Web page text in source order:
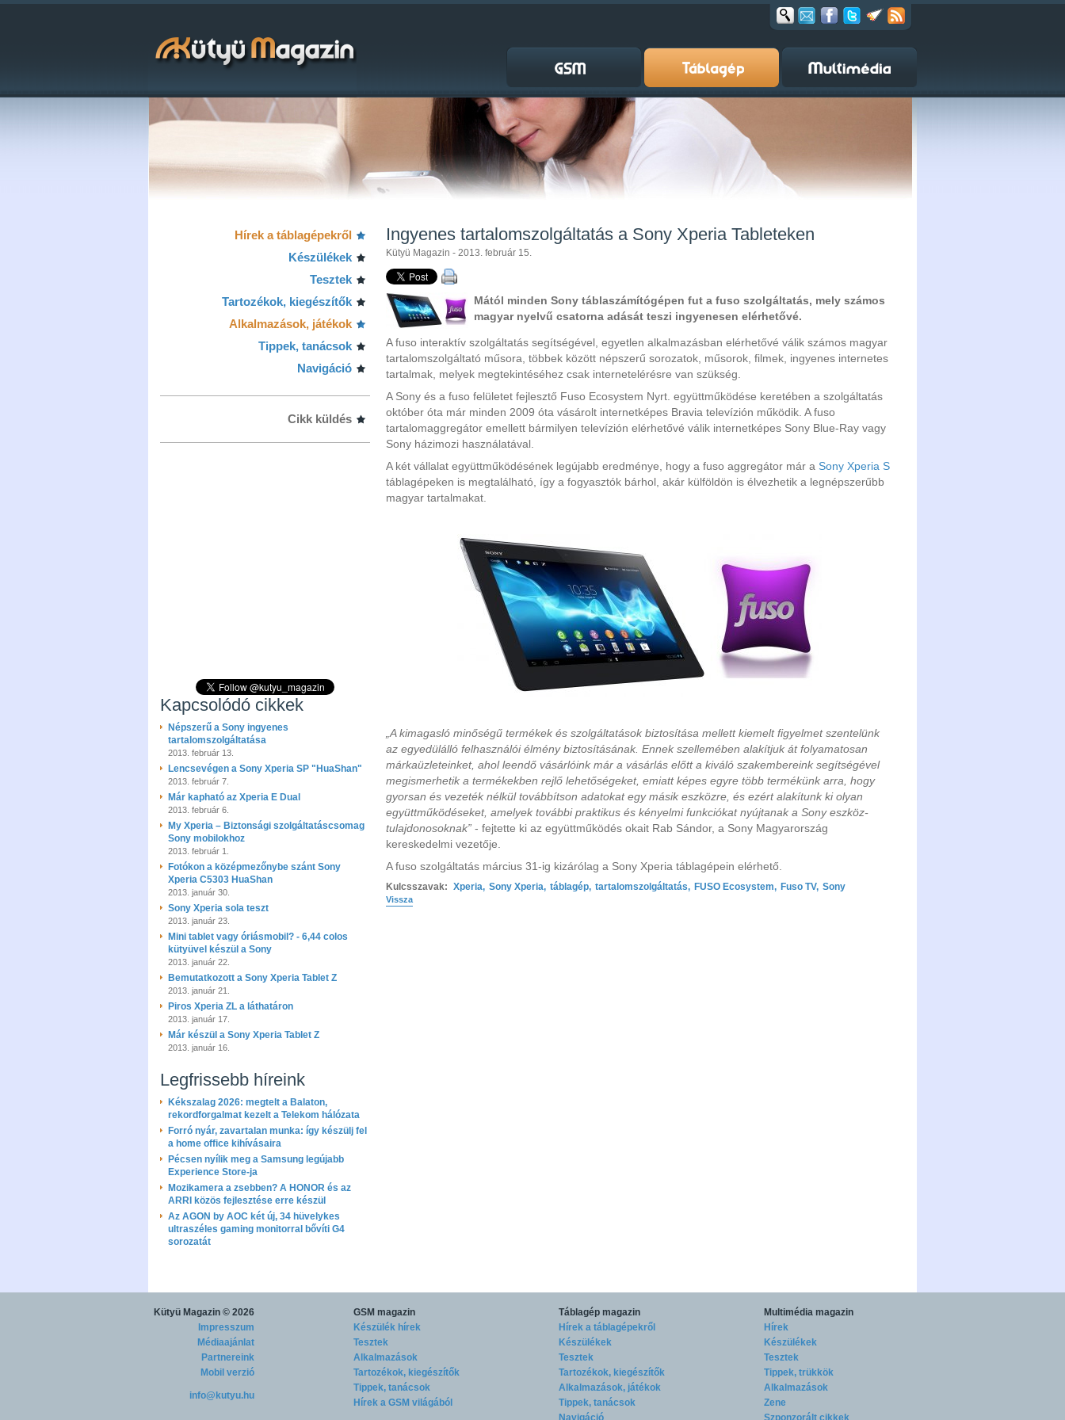
Hírek a táblagépekről
Készülékek
Tesztek
Tartozékok, kiegészítők
Alkalmazások, játékok
Tippek, tanácsok
Navigáció
Cikk küldés
Kapcsolódó cikkek
Népszerű a Sony ingyenes
tartalomszolgáltatása
2013. február 13.
Lencsevégen a Sony Xperia SP "HuaShan"
2013. február 7.
Már kapható az Xperia E Dual
2013. február 6.
My Xperia – Biztonsági szolgáltatáscsomag
Sony mobilokhoz
2013. február 1.
Fotókon a középmezőnybe szánt Sony
Xperia C5303 HuaShan
2013. január 30.
Sony Xperia sola teszt
2013. január 23.
Mini tablet vagy óriásmobil? - 6,44 colos
kütyüvel készül a Sony
2013. január 22.
Bemutatkozott a Sony Xperia Tablet Z
2013. január 21.
Piros Xperia ZL a láthatáron
2013. január 17.
Már készül a Sony Xperia Tablet Z
2013. január 16.
Legfrissebb híreink
Kékszalag 2026: megtelt a Balaton,
rekordforgalmat kezelt a Telekom hálózata
Forró nyár, zavartalan munka: így készülj fel
a home office kihívásaira
Pécsen nyílik meg a Samsung legújabb
Experience Store-ja
Mozikamera a zsebben? A HONOR és az
ARRI közös fejlesztése erre készül
Az AGON by AOC két új, 34 hüvelykes
ultraszéles gaming monitorral bővíti G4
sorozatát
Ingyenes tartalomszolgáltatás a Sony Xperia Tableteken
Kütyü Magazin - 2013. február 15.
Mától minden Sony táblaszámítógépen fut a fuso szolgáltatás, mely számos
magyar nyelvű csatorna adását teszi ingyenesen elérhetővé.
A fuso interaktív szolgáltatás segítségével, egyetlen alkalmazásban elérhetővé válik számos magyar
tartalomszolgáltató műsora, többek között népszerű sorozatok, műsorok, filmek, ingyenes internetes
tartalmak, melyek megtekintéséhez csak internetelérésre van szükség.
A Sony és a fuso felületet fejlesztő Fuso Ecosystem Nyrt. együttműködése keretében a szolgáltatás
október óta már minden 2009 óta vásárolt internetképes Bravia televízión működik. A fuso
tartalomaggregátor emellett bármilyen televízión elérhetővé válik internetképes Sony Blue-Ray vagy
Sony házimozi használatával.
A két vállalat együttműködésének legújabb eredménye, hogy a fuso aggregátor már a Sony Xperia S
táblagépeken is megtalálható, így a fogyasztók bárhol, akár külföldön is élvezhetik a legnépszerűbb
magyar tartalmakat.
„A kimagasló minőségű termékek és szolgáltatások biztosítása mellett kiemelt figyelmet szentelünk
az egyedülálló felhasználói élmény biztosításának. Ennek szellemében alakítjuk át folyamatosan
márkaüzleteinket, ahol leendő vásárlóink már a vásárlás előtt a kiváló szakembereink segítségével
megismerhetik a termékekben rejlő lehetőségeket, emiatt képes egyre több termékünk arra, hogy
gyorsan és vezeték nélkül továbbítson adatokat egy másik eszközre, és ezért alakítunk ki olyan
együttműködéseket, amelyek további praktikus és kényelmi funkciókat nyújtanak a Sony eszköz-
tulajdonosoknak” - fejtette ki az együttműködés okait Rab Sándor, a Sony Magyarország
kereskedelmi vezetője.
A fuso szolgáltatás március 31-ig kizárólag a Sony Xperia táblagépein elérhető.
Kulcsszavak: Xperia, Sony Xperia, táblagép, tartalomszolgáltatás, FUSO Ecosystem, Fuso TV, Sony
Vissza
Kütyü Magazin © 2026
Impresszum
Médiaajánlat
Partnereink
Mobil verzió
info@kutyu.hu
GSM magazin
Készülék hírek
Tesztek
Alkalmazások
Tartozékok, kiegészítők
Tippek, tanácsok
Hírek a GSM világából
Táblagép magazin
Hírek a táblagépekről
Készülékek
Tesztek
Tartozékok, kiegészítők
Alkalmazások, játékok
Tippek, tanácsok
Navigáció
Multimédia magazin
Hírek
Készülékek
Tesztek
Tippek, trükkök
Alkalmazások
Zene
Szponzorált cikkek